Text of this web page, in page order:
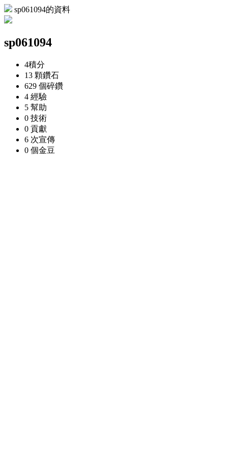
sp061094的資料
sp061094
4積分
13 顆鑽石
629 個碎鑽
4 經驗
5 幫助
0 技術
0 貢獻
6 次宣傳
0 個金豆